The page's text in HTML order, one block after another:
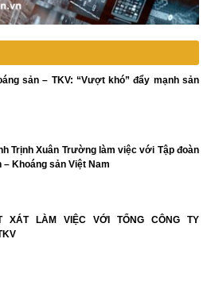
sản – TKV: “Vượt khó” đẩy mạnh sản
Trịnh Xuân Trường làm việc với Tập đoàn
– Khoáng sản Việt Nam
XÁT LÀM VIỆC VỚI TỔNG CÔNG TY